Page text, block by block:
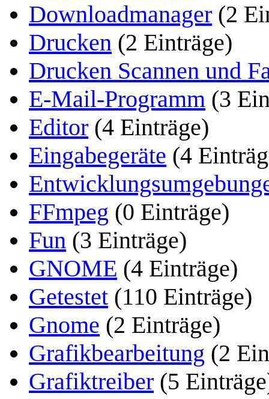
Downloadmanager (2
Drucken (2 Einträge)
Drucken Scannen und
E-Mail-Programm (3
Editor (4 Einträge)
Eingabegeräte (4
FFmpeg (0 Einträge)
Fun (3 Einträge)
GNOME (4 Einträge)
Getestet (110 Einträge)
Gnome (2 Einträge)
Grafikbearbeitung (2
Grafiktreiber (5